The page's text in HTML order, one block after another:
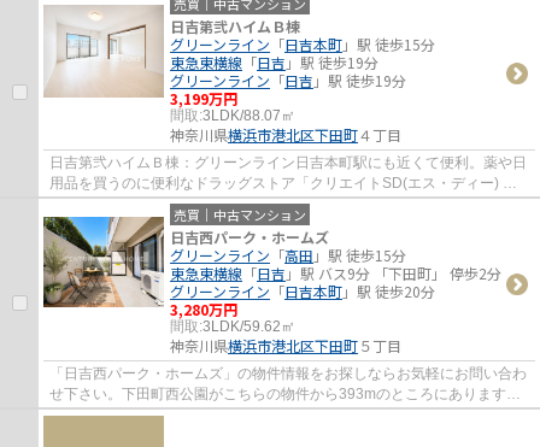
売買｜中古マンション
日吉第弐ハイムＢ棟
グリーンライン 「日吉本町」駅 徒歩15分
東急東横線 「日吉 」駅 徒歩19分
グリーンライン 「日吉 」駅 徒歩19分
3,199万円
間取:3LDK/88.07㎡
神奈川県横浜市港北区下田町４丁目
日吉第弐ハイムＢ棟：グリーンライン日吉本町駅にも近くて便利。薬や日
用品を買うのに便利なドラッグストア「クリエイトSD(エス・ディー) 港
北下田町店」が、こちらの物件から360mのと...
売買｜中古マンション
日吉西パーク・ホームズ
グリーンライン 「高田 」駅 徒歩15分
東急東横線 「日吉 」駅 バス9分 「下田町」 停歩2分
グリーンライン 「日吉本町」駅 徒歩20分
3,280万円
間取:3LDK/59.62㎡
神奈川県横浜市港北区下田町５丁目
「日吉西パーク・ホームズ」の物件情報をお探しならお気軽にお問い合わ
せ下さい。下田町西公園がこちらの物件から393mのところにあります。
中古ながらも綺麗な室内と魅力的な住環境の...